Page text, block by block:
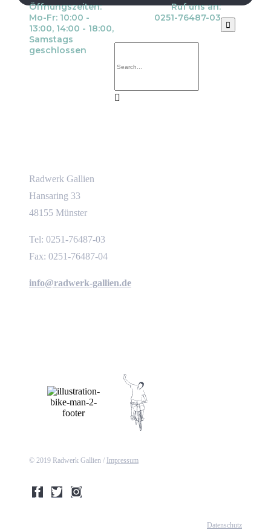
Öffnungszeiten:
Mo-Fr: 10:00 -
13:00, 14:00 - 18:00,
Samstags
geschlossen
Ruf uns an:
0251-76487-03
Radwerk Gallien
Hansaring 33
48155 Münster
Tel: 0251-76487-03
Fax: 0251-76487-04
info@radwerk-gallien.de
© 2019 Radwerk Gallien / Impressum
Datenschutz

